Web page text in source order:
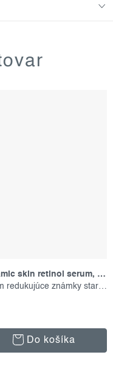
dynamic skin retinol serum, 30 ml
sérum redukujúce známky starnutia
Do košíka